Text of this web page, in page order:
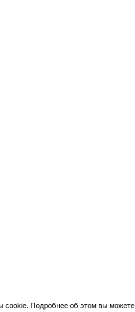
cookie. Подробнее об этом вы можете